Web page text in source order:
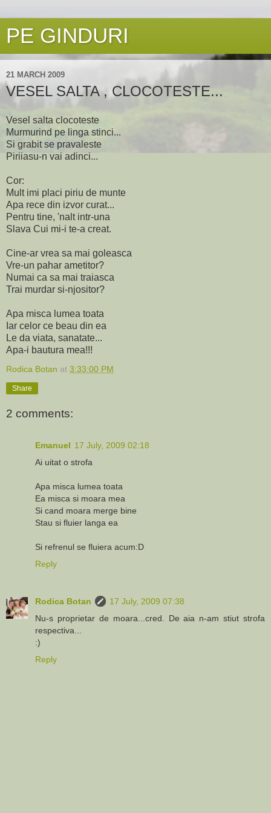
PE GINDURI
21 MARCH 2009
VESEL SALTA , CLOCOTESTE...
Vesel salta clocoteste
Murmurind pe linga stinci...
Si grabit se pravaleste
Piriiasu-n vai adinci...
Cor:
Mult imi placi piriu de munte
Apa rece din izvor curat...
Pentru tine, 'nalt intr-una
Slava Cui mi-i te-a creat.
Cine-ar vrea sa mai goleasca
Vre-un pahar ametitor?
Numai ca sa mai traiasca
Trai murdar si-njositor?
Apa misca lumea toata
Iar celor ce beau din ea
Le da viata, sanatate...
Apa-i bautura mea!!!
Rodica Botan at 3:33:00 PM
Share
2 comments:
Emanuel 17 July, 2009 02:18
Ai uitat o strofa
Apa misca lumea toata
Ea misca si moara mea
Si cand moara merge bine
Stau si fluier langa ea
Si refrenul se fluiera acum:D
Reply
Rodica Botan
17 July, 2009 07:38
Nu-s proprietar de moara...cred. De aia n-am stiut strofa
respectiva...
:)
Reply